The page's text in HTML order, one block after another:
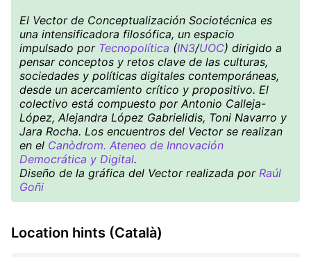
El Vector de Conceptualización Sociotécnica es
una intensificadora filosófica, un espacio
impulsado por Tecnopolítica (IN3/UOC) dirigido a
pensar conceptos y retos clave de las culturas,
sociedades y políticas digitales contemporáneas,
desde un acercamiento crítico y propositivo. El
colectivo está compuesto por Antonio Calleja-
López, Alejandra López Gabrielidis, Toni Navarro y
Jara Rocha. Los encuentros del Vector se realizan
en el Canòdrom. Ateneo de Innovación
Democrática y Digital.
Diseño de la gráfica del Vector realizada por Raúl
Goñi
Location hints (Català)